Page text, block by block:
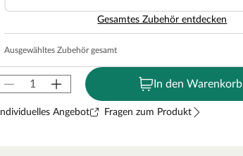
Gesamtes Zubehör entdecken
Ausgewähltes Zubehör gesamt
In den Warenkorb
Individuelles Angebot Fragen zum Produkt